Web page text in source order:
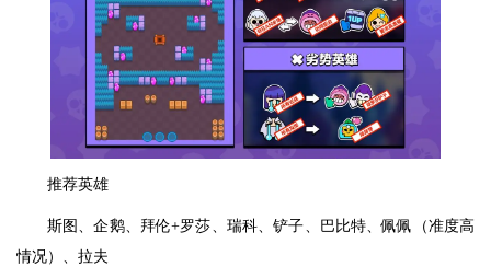
推荐英雄
斯图、企鹅、拜伦+罗莎、瑞科、铲子、巴比特、佩佩（准度高
情况）、拉夫